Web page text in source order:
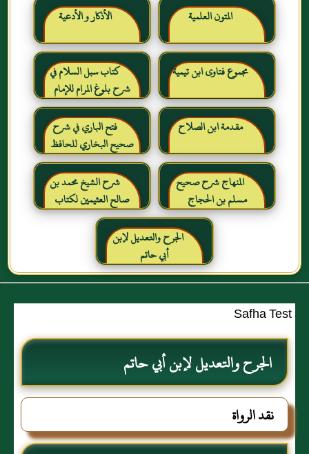
المتون العلمية الأذكار و الأدعية
مجموع فتاوى ابن تيمية
كتاب سبل السلام في
شرح بلوغ المرام للإمام
الصنعاني رحمه الله
مقدمة ابن الصلاح
فتح الباري في شرح
صحيح البخاري للحافظ
ابن حجر العسقلاني
المنهاج شرح صحيح
مسلم بن الحجاج
شرح الشيخ محمد بن
صالح العثيمين لكتاب
رياض الصالحين للإمام
النووي رحمهم الله تعالىالجرح والتعديل لإبن
أبي حاتم
Safha Test
الجرح والتعديل لإبن أبي حاتم
نقد الرواة